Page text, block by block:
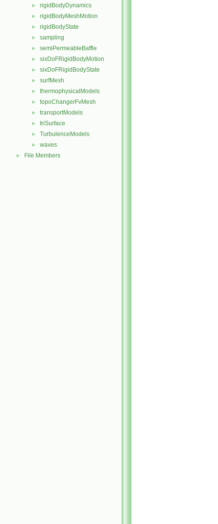
► rigidBodyDynamics
► rigidBodyMeshMotion
► rigidBodyState
► sampling
► semiPermeableBaffle
► sixDoFRigidBodyMotion
► sixDoFRigidBodyState
► surfMesh
► thermophysicalModels
► topoChangerFvMesh
► transportModels
► triSurface
► TurbulenceModels
► waves
► File Members